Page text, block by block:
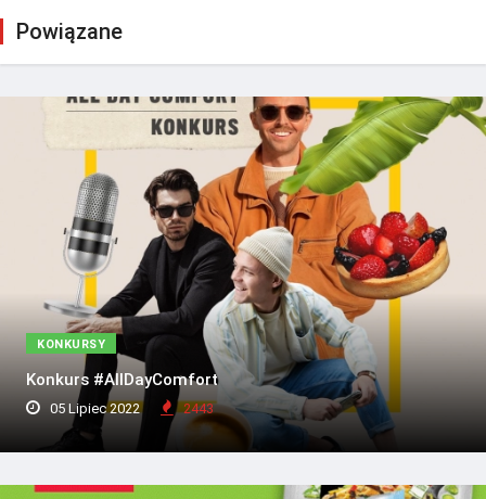
Powiązane
KONKURSY
Konkurs #AllDayComfort
05 Lipiec 2022 2443